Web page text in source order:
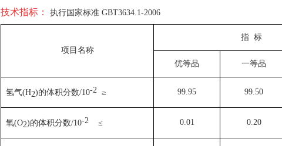
技术指标： 执行国家标准 GBT3634.1-2006
项目名称
指 标
优等品 一等品
氢气(H2)的体积分数/10-2 ≥ 99.95 99.50
氧(O2)的体积分数/10-2 ≤ 0.01 0.20